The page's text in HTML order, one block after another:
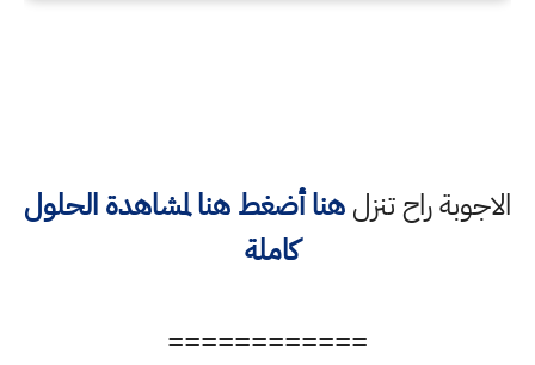
الاجوبة راح تنزلهنا أضغط هنا لمشاهدة الحلول
كاملة
============